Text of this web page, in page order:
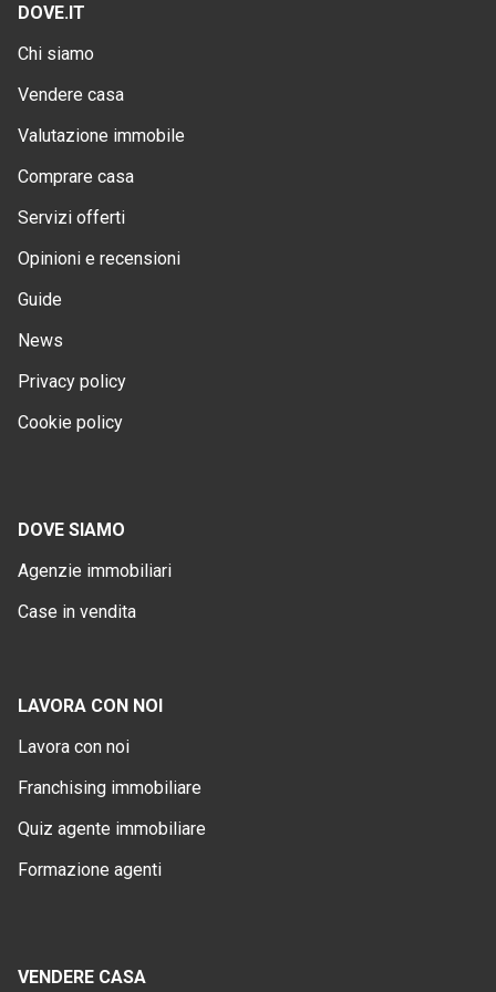
DOVE.IT
Chi siamo
Vendere casa
Valutazione immobile
Comprare casa
Servizi offerti
Opinioni e recensioni
Guide
News
Privacy policy
Cookie policy
DOVE SIAMO
Agenzie immobiliari
Case in vendita
LAVORA CON NOI
Lavora con noi
Franchising immobiliare
Quiz agente immobiliare
Formazione agenti
VENDERE CASA